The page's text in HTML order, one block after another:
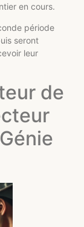
en cours.
période
seront
leur
de